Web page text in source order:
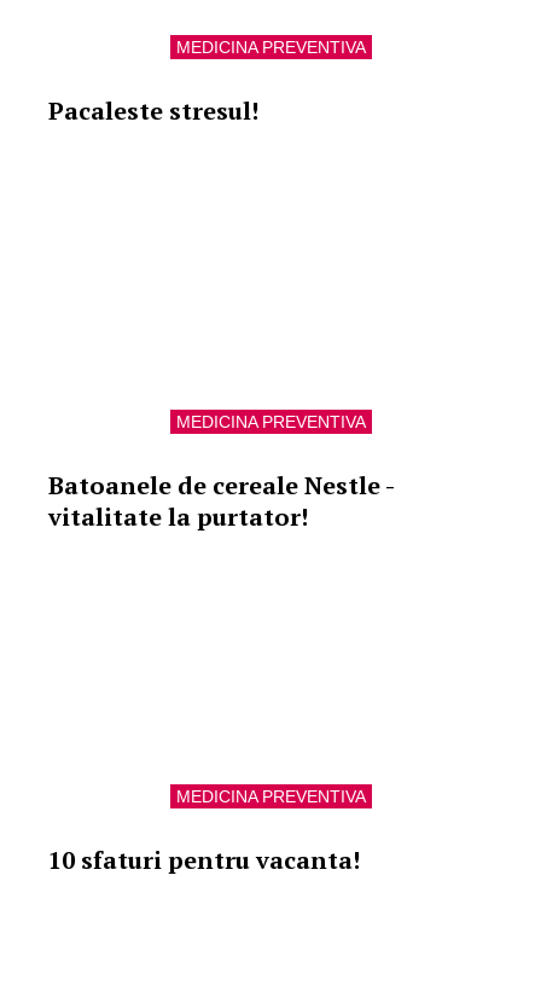
MEDICINA PREVENTIVA
Pacaleste stresul!
MEDICINA PREVENTIVA
Batoanele de cereale Nestle -
vitalitate la purtator!
MEDICINA PREVENTIVA
10 sfaturi pentru vacanta!